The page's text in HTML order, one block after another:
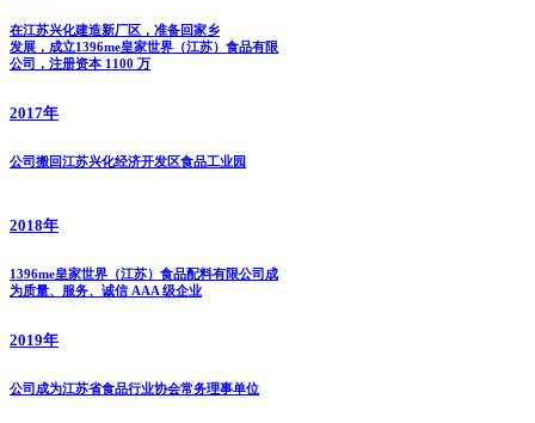
在江苏兴化建造新厂区，准备回家乡
发展，成立1396me皇家世界（江苏）食品有限
公司，注册资本 1100 万
2017年
公司搬回江苏兴化经济开发区食品工业园
2018年
1396me皇家世界（江苏）食品配料有限公司成
为质量、服务、诚信 AAA 级企业
2019年
公司成为江苏省食品行业协会常务理事单位